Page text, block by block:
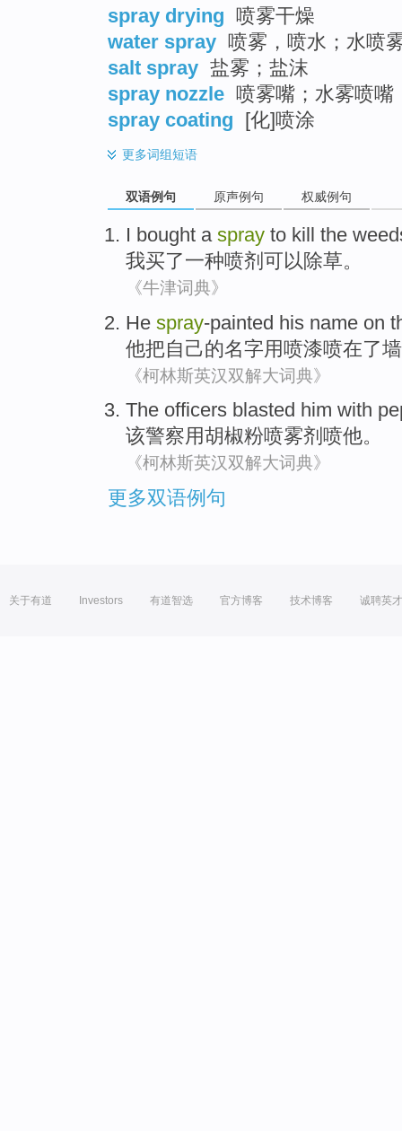
spray drying 喷雾干燥
water spray 喷雾，喷水；水喷
salt spray 盐雾；盐沫
spray nozzle 喷雾嘴；水雾喷嘴
spray coating [化]喷涂
更多词组短语
双语例句 原声例句 权威例句
I bought a spray to kill the
我买了一种喷剂 可以除草。
《牛津词典》
He spray-painted his name on
他把自己的名字用喷漆喷在了
《柯林斯英汉双解大词典》
The officers blasted him with
该警察用胡椒粉喷雾剂喷他。
《柯林斯英汉双解大词典》
更多双语例句
关于有道 Investors 有道智选 官方博客 技术博客 诚聘英才